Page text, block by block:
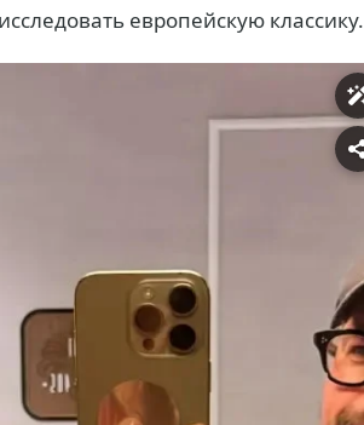
европейскую классику.